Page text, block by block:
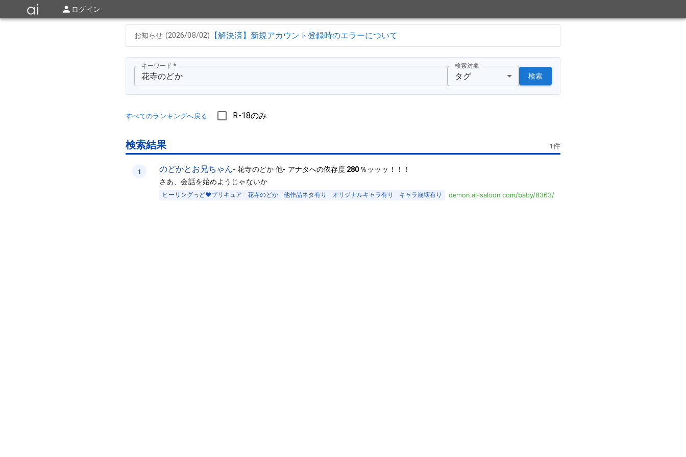
ログイン
お知らせ (2026/08/02) 【解決済】新規アカウント登録時のエラーについて
キーワード * 検索対象
タグ 検索
すべてのランキングへ戻る R-18のみ
検索結果 1件
1 のどかとお兄ちゃん-花寺のどか 他- アナタへの依存度 280 ％ッッッ！！！
さあ、会話を始めようじゃないか
ヒーリングっど❤️プリキュア 花寺のどか 他作品ネタ有り オリジナルキャラ有り キャラ崩壊有り demon.ai-saloon.com/baby/8363/